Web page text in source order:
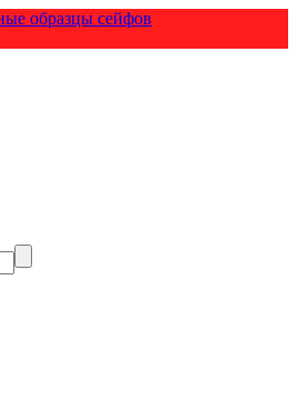
образцы сейфов